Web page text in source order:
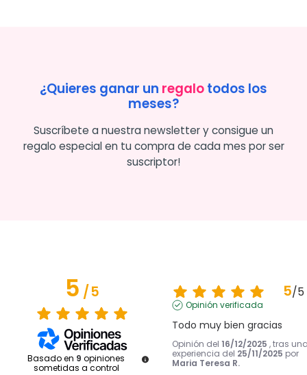
¿Quieres ganar un regalotodos los
meses?
Suscríbete a nuestra newsletter y consigue un
regalo especial en tu compra de cada mes por ser
suscriptor!
5/5
Basado en 9 opiniones
sometidas a control
5/5
Opinión verificada
Todo muy bien gracias
Opinión del 16/12/2025 , tras
experiencia del 25/11/2025 por
Maria Teresa R.